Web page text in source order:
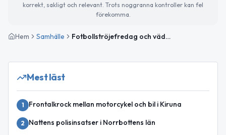
korrekt, sakligt och relevant. Trots noggranna kontroller kan fel
förekomma.
Hem Samhälle Fotbollströjefredag och vädervarning för gräsbrand
Mest läst
1 Frontalkrock mellan motorcykel och bil i Kiruna
2 Nattens polisinsatser i Norrbottens län